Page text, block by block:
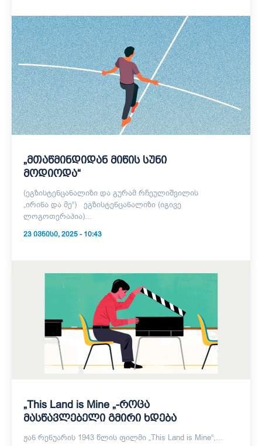
„მთაწმინდიდან მიწის სუნი
მოდიოდა“
(ეგზისტენცანალიზი და გურამ რჩეულიშვილის
„ირინა და მე“) ეგზისტენცანალიზი (იგივე
ლოგოთერაპია)...
23 ᲘᲕᲜᲘᲡᲘ, 2025 - 10:43
„This Land is Mine „-როცა
მასწავლებელი გმირი ხდება
ჟან რენუარის 1943 წლის ფილმი „This Land is Mine“,...